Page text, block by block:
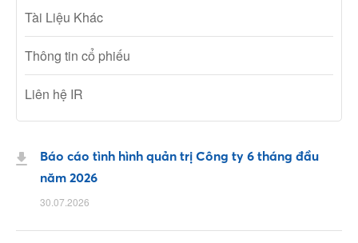
Tài Liệu Khác
Thông tin cổ phiếu
Liên hệ IR
Báo cáo tình hình quản trị Công ty 6 tháng đầu
năm 2026
30.07.2026